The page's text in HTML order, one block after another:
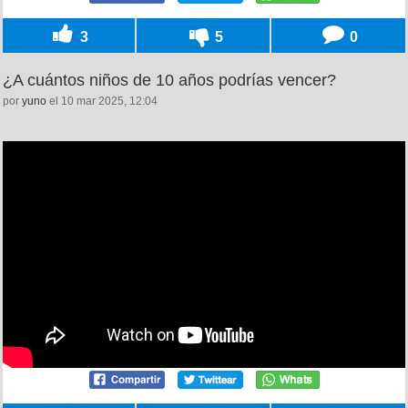
3 5 0
¿A cuántos niños de 10 años podrías vencer?
por yuno el 10 mar 2025, 12:04